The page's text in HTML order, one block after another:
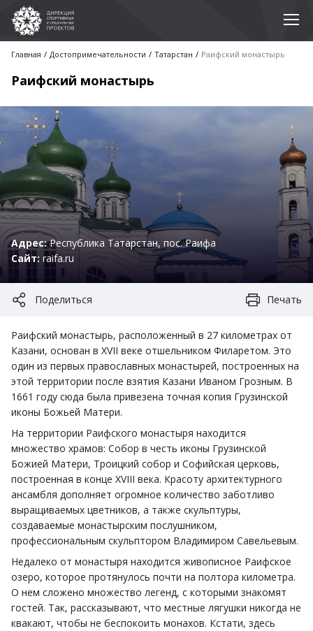
Главная Достопримечательноcти Татарстан Раифский монастырь
Раифский монастырь
Адрес:Республика Татарстан, пос. Раифа
Сайт: raifa.ru
Поделиться Печать
Раифский монастырь, расположенный в 27 километрах от
Казани, основан в XVII веке отшельником Филаретом. Это
один из первых православных монастырей, построенных на
этой территории после взятия Казани Иваном Грозным. В
1661 году сюда была привезена точная копия Грузинской
иконы Божьей Матери.
На территории Раифского монастыря находится
множество храмов: Собор в честь иконы Грузинской
Божией Матери, Троицкий собор и Софийская церковь,
построенная в конце XVIII века. Красоту архитектурного
ансамбля дополняет огромное количество заботливо
выращиваемых цветников, а также скульптуры,
создаваемые монастырским послушником,
профессиональным скульптором Владимиром Савельевым.
Недалеко от монастыря находится живописное Раифское
озеро, которое протянулось почти на полтора километра.
О нем сложено множество легенд, с которыми знакомят
гостей. Так, рассказывают, что местные лягушки никогда не
квакают, чтобы не беспокоить монахов. Кстати, здесь